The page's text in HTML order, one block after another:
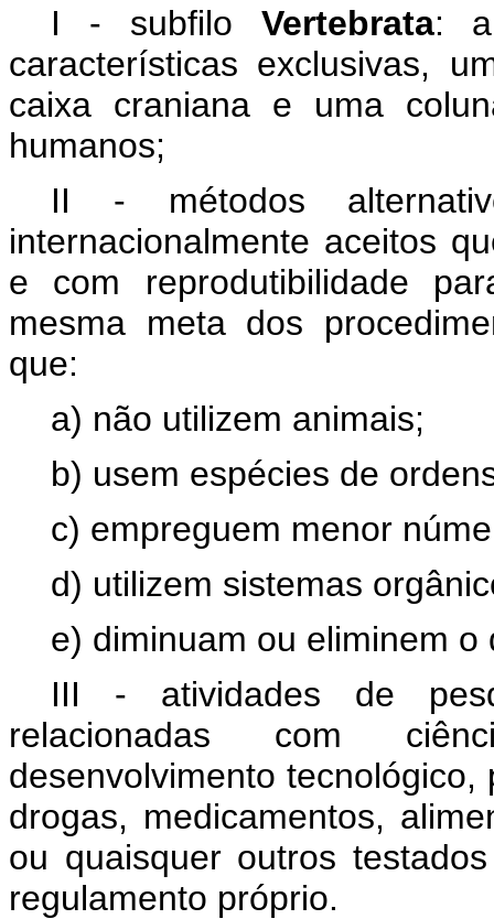
I - subfilo Vertebrata:
características exclusivas,
caixa craniana e uma
humanos;
II - métodos
internacionalmente aceitos
e com reprodutibilidade
mesma meta dos
que:
a) não utilizem animais;
b) usem espécies de
c) empreguem menor
d) utilizem sistemas
e) diminuam ou eliminem o
III - atividades de
relacionadas com
desenvolvimento
drogas, medicamentos,
ou quaisquer outros
regulamento próprio.